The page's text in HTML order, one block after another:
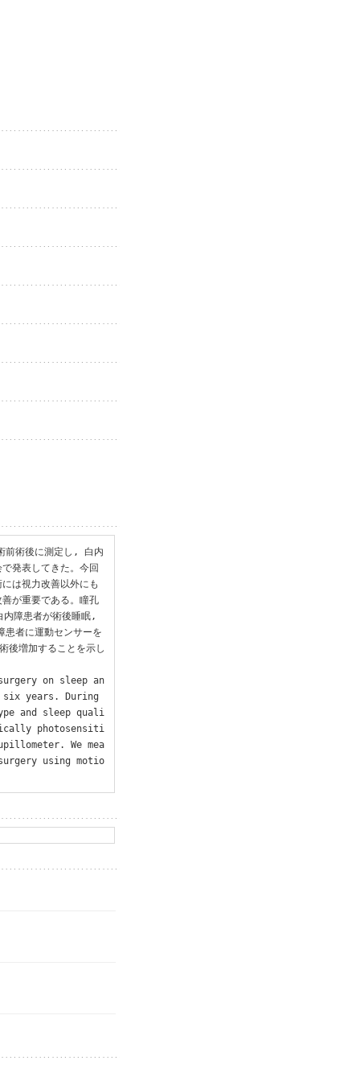
前術後に測定し, 白内
発表してきた。今回
は視力改善以外にも
が重要である。瞳孔
内障患者が術後睡眠,
者に運動センサーを
増加することを示し
on sleep an
six years. During
and sleep quali
photosensiti
We mea
using motio